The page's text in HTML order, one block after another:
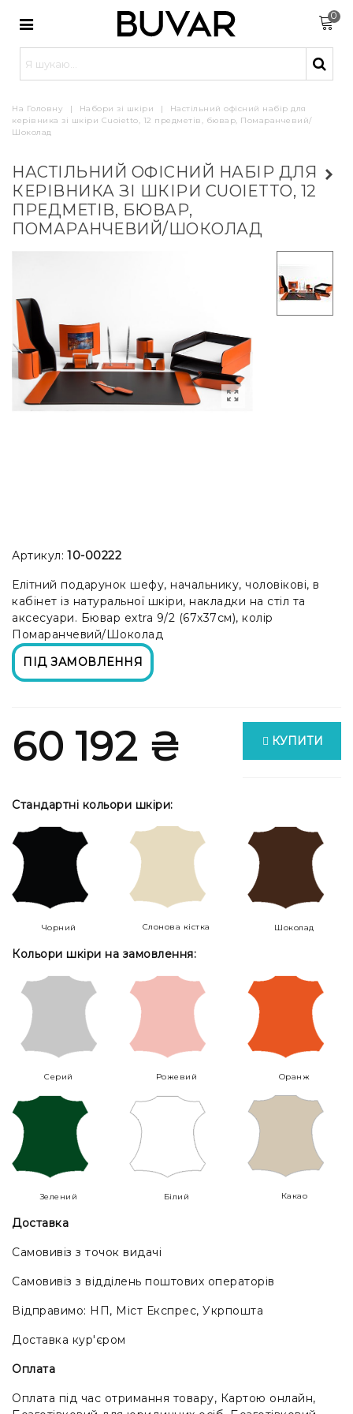
0
На Головну | Набори зі шкіри |
Настільний офісний набір для
керівника зі шкіри Cuoietto, 12 предметів, бювар, Помаранчевий/
Шоколад
НАСТІЛЬНИЙ ОФІСНИЙ НАБІР ДЛЯ
КЕРІВНИКА ЗІ ШКІРИ CUOIETTO, 12
ПРЕДМЕТІВ, БЮВАР,
ПОМАРАНЧЕВИЙ/ШОКОЛАД
Артикул: 10-00222
Елітний подарунок шефу, начальнику, чоловікові, в
кабінет із натуральної шкіри, накладки на стіл та
аксесуари. Бювар extra 9/2 (67x37см), колір
Помаранчевий/Шоколад
ПІД ЗАМОВЛЕННЯ
60 192 ₴ КУПИТИ
Стандартні кольори шкіри:
Чорний Слонова кістка Шоколад
Кольори шкіри на замовлення:
Серий Рожевий Оранж
Зелений Білий Какао
Доставка
Самовивіз з точок видачі
Самовивіз з відділень поштових операторів
Відправимо: НП, Міст Експрес, Укрпошта
Доставка кур'єром
Оплата
Оплата під час отримання товару, Картою онлайн,